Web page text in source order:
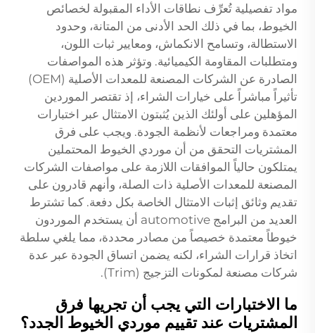
مواد تفصيلية تُعرِّف نطاقات الأداء المقبولة لخصائص
الخيوط، بما في ذلك الحد الأدنى من المتانة، وحدود
الاستطالة، وتسامح الانكماش، ومعايير ثبات اللون،
ومتطلبات المقاومة الكيميائية. وتؤثر هذه المواصفات
الصادرة عن الشركات المصنعة للمعدات الأصلية (OEM)
تأثيراً مباشراً على خيارات الشراء، إذ تقتصر الموردين
المؤهلين على أولئك الذين يُثبتون الامتثال عبر اختبارات
معتمدة ومراجعات لأنظمة الجودة. ويجب على فرق
المشتريات التحقق من أن موردي الخيوط المحتملين
يمتلكون حالياً الموافقات اللازمة على مواصفات الشركات
المصنعة للمعدات الأصلية ذات الصلة، وأنهم قادرون على
تقديم وثائق إثبات الامتثال الخاصة بكل دفعة. كما تشترط
العديد من البرامج automotive أن يستخدم الموردون
خيوطاً معتمدة خصيصاً من مصادر محددة، مما يلغي سلطة
اتخاذ قرارات الشراء، لكنه يضمن اتساق الجودة عبر عدة
شركات مصنعة لمكونات التزجيج (Trim).
ما الاختبارات التي يجب أن تجريها فرق
المشتريات عند تقييم موردي الخيوط الجدد؟